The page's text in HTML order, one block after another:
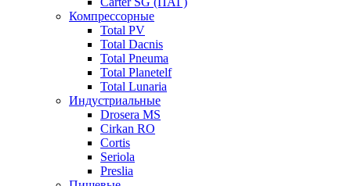
Компрессорные
Total PV
Total Dacnis
Total Pneuma
Total Planetelf
Total Lunaria
Индустриальные
Drosera MS
Cirkan RO
Cortis
Seriola
Preslia